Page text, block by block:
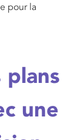
pour la
une